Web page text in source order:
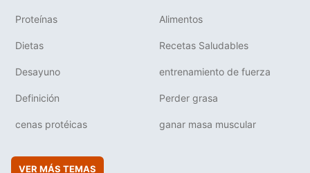
Proteínas Alimentos
Dietas Recetas Saludables
Desayuno entrenamiento de fuerza
Definición Perder grasa
cenas protéicas ganar masa muscular
VER MÁS TEMAS